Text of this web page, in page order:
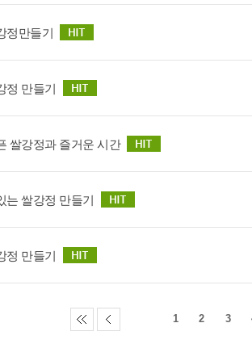
정만들기
정 만들기
쌀강정과 즐거운 시간
는 쌀강정 만들기
정 만들기
1 2 3